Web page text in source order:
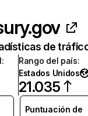
de
:
Rango del país:
Estados Unidos
21.035
Puntuación de